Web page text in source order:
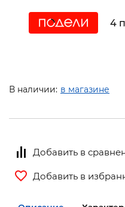
4
В наличии: в магазине
Добавить в
Добавить в